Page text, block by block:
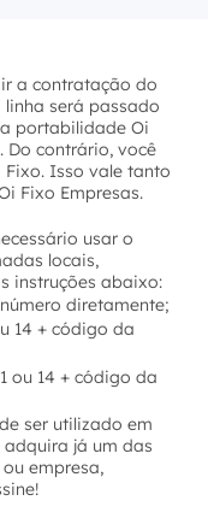
a contratação do
linha será passado
portabilidade Oi
Do contrário, você
Fixo. Isso vale tanto
Fixo Empresas.
usar o
locais,
instruções abaixo:
diretamente;
14 + código da
ou 14 + código da
ser utilizado em
já um das
empresa,